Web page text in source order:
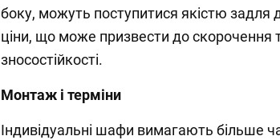
боку, можуть поступитися якістю задля
ціни, що може призвести до скорочення
зносостійкості.
Монтаж і терміни
Індивідуальні шафи вимагають більше